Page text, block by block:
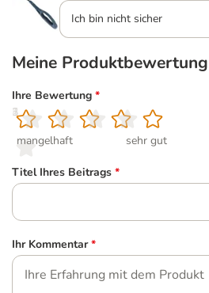
Ich bin nicht sicher
Meine Produktbewertung
Ihre Bewertung *
1
mangelhaft
2
3
4
5
sehr gut
Titel Ihres Beitrags *
Ihr Kommentar *